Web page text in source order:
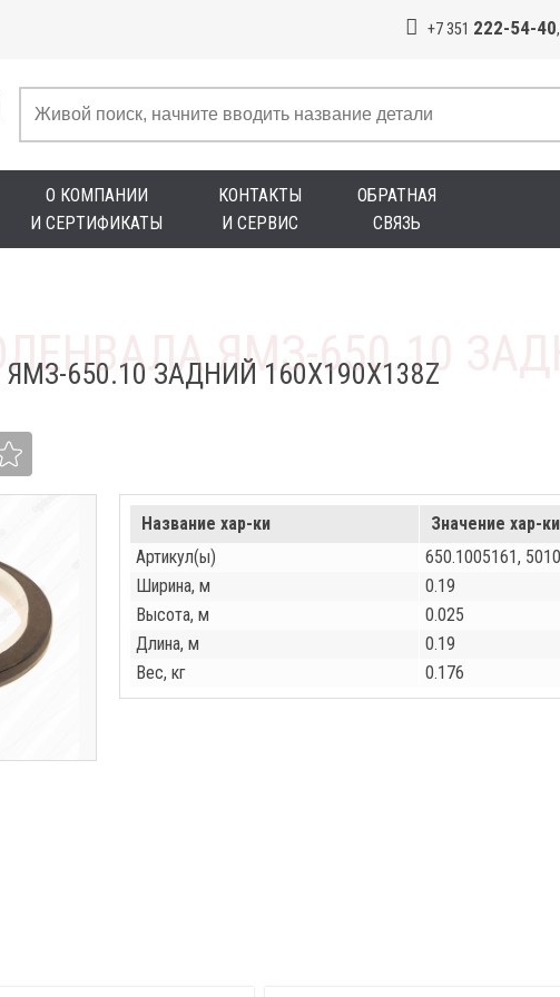
+7 351 222-54-40,
О КОМПАНИИ
И СЕРТИФИКАТЫ
КОНТАКТЫ
И СЕРВИС
ОБРАТНАЯ
СВЯЗЬ
650.10 ЗАДНИЙ 160Х190Х138Z
Название хар-ки
Значение хар-ки
Артикул(ы)
650.1005161,
Ширина, м
0.19
Высота, м
0.025
Длина, м
0.19
Вес, кг
0.176